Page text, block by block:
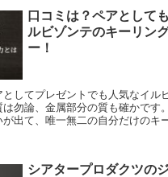
口コミは？ペアとして
ルビゾンテのキーリン
ー！
してプレゼントでも人気なイル
勿論、金属部分の質も確かです
出て、唯一無二の自分だけのキ
シアタープロダクツの